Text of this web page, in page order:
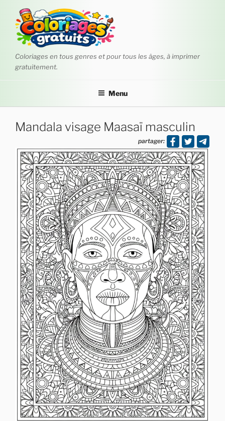
contenu
principal
Coloriages en tous genres et pour tous les âges, à imprimer
gratuitement.
Menu
Mandala visage Maasaï masculin
partager: